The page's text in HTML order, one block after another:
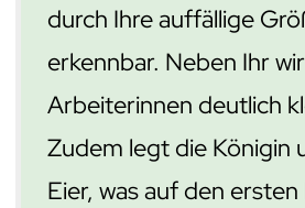
durch Ihre auffällige
erkennbar. Neben Ihr
Arbeiterinnen deutlich
Zudem legt die Königin
Eier, was auf den ersten